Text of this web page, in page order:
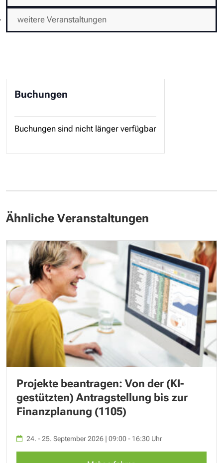
weitere Veranstaltungen
Buchungen
Buchungen sind nicht länger verfügbar
Ähnliche Veranstaltungen
Projekte beantragen: Von der (KI-
gestützten) Antragstellung bis zur
Finanzplanung (1105)
24. - 25. September 2026 | 09:00 - 16:30 Uhr